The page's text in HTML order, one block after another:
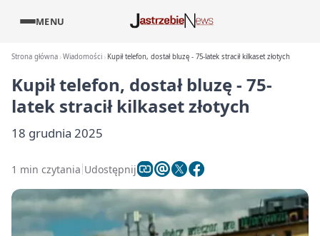
MENU
Strona główna Wiadomości Kupił telefon, dostał bluzę - 75-latek stracił kilkaset złotych
Kupił telefon, dostał bluzę - 75-
latek stracił kilkaset złotych
18 grudnia 2025
1 min czytania Udostępnij